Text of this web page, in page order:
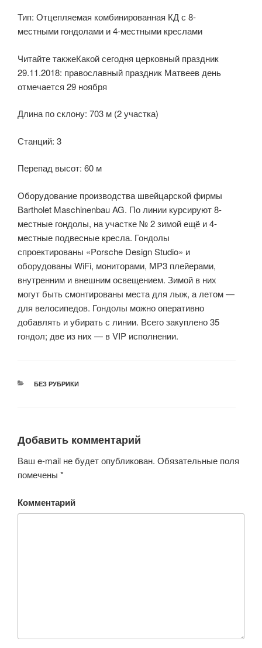
Тип: Отцепляемая комбинированная КД с 8-
местными гондолами и 4-местными креслами
Читайте такжеКакой сегодня церковный праздник
29.11.2018: православный праздник Матвеев день
отмечается 29 ноября
Длина по склону: 703 м (2 участка)
Станций: 3
Перепад высот: 60 м
Оборудование производства швейцарской фирмы
Bartholet Maschinenbau AG. По линии курсируют 8-
местные гондолы, на участке № 2 зимой ещё и 4-
местные подвесные кресла. Гондолы
спроектированы «Porsche Design Studio» и
оборудованы WiFi, мониторами, MP3 плейерами,
внутренним и внешним освещением. Зимой в них
могут быть смонтированы места для лыж, а летом —
для велосипедов. Гондолы можно оперативно
добавлять и убирать с линии. Всего закуплено 35
гондол; две из них — в VIP исполнении.
РУБРИКИ
БЕЗ РУБРИКИ
Добавить комментарий
Ваш e-mail не будет опубликован. Обязательные поля
помечены *
Комментарий